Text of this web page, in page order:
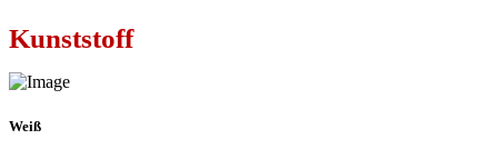
Kunststoff
Weiß